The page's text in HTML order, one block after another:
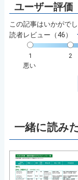
この記事はいかがで
読者レビュー（46）
1 2
悪い
一緒に読み